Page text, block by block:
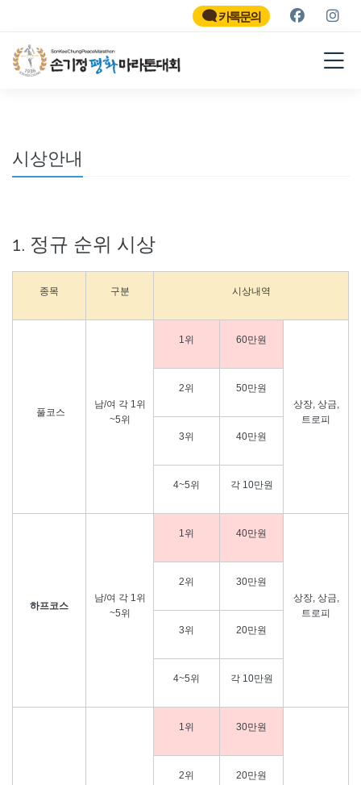
카톡문의
MARATHON
2026
시상안내
1. 정규 순위 시상
종목 구분 시상내역
풀코스
남/여 각 1위
~5위
1위 60만원
상장, 상금,
트로피
2위 50만원
3위 40만원
4~5위 각 10만원
하프코스
남/여 각 1위
~5위
1위 40만원
상장, 상금,
트로피
2위 30만원
3위 20만원
4~5위 각 10만원
1위 30만원
2위 20만원